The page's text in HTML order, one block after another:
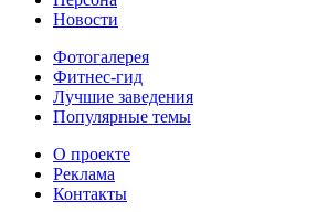
Новости
Фотогалерея
Фитнес-гид
Лучшие заведения
Популярные темы
О проекте
Реклама
Контакты